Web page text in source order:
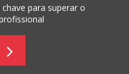
para superar o